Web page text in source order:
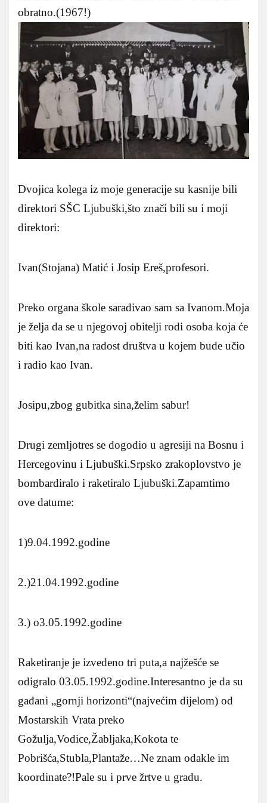
obratno.(1967!)
Dvojica kolega iz moje generacije su kasnije bili
direktori SŠC Ljubuški,što znači bili su i moji
direktori:
Ivan(Stojana) Matić i Josip Ereš,profesori.
Preko organa škole sarađivao sam sa Ivanom.Moja
je želja da se u njegovoj obitelji rodi osoba koja će
biti kao Ivan,na radost društva u kojem bude učio
i radio kao Ivan.
Josipu,zbog gubitka sina,želim sabur!
Drugi zemljotres se dogodio u agresiji na Bosnu i
Hercegovinu i Ljubuški.Srpsko zrakoplovstvo je
bombardiralo i raketiralo Ljubuški.Zapamtimo
ove datume:
1)9.04.1992.godine
2.)21.04.1992.godine
3.) o3.05.1992.godine
Raketiranje je izvedeno tri puta,a najžešće se
odigralo 03.05.1992.godine.Interesantno je da su
gađani „gornji horizonti“(najvećim dijelom) od
Mostarskih Vrata preko
Gožulja,Vodice,Žabljaka,Kokota te
Pobrišća,Stubla,Plantaže…Ne znam odakle im
koordinate?!Pale su i prve žrtve u gradu.